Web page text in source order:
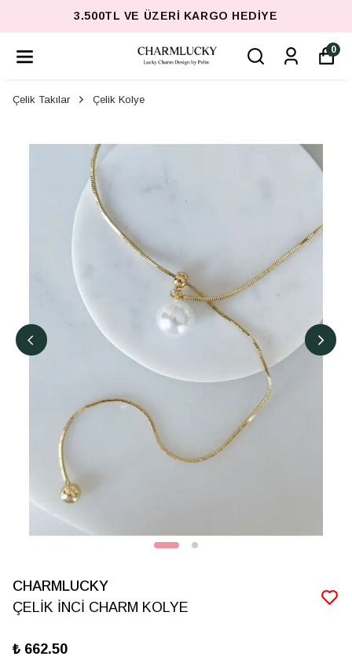
3.500TL VE ÜZERI KARGO HEDIYE
0
Çelik Takılar Çelik Kolye
CHARMLUCKY
ÇELİK İNCİ CHARM KOLYE
₺ 662.50